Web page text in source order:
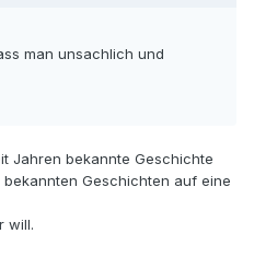
man unsachlich und
Jahren bekannte Geschichte
Geschichten auf eine
will.